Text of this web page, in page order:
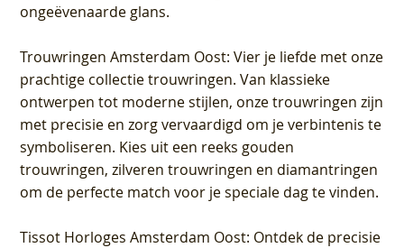
ongeëvenaarde glans.
Trouwringen Amsterdam Oost: Vier je liefde met onze
prachtige collectie trouwringen. Van klassieke
ontwerpen tot moderne stijlen, onze trouwringen zijn
met precisie en zorg vervaardigd om je verbintenis te
symboliseren. Kies uit een reeks gouden
trouwringen, zilveren trouwringen en diamantringen
om de perfecte match voor je speciale dag te vinden.
Tissot Horloges Amsterdam Oost: Ontdek de precisie